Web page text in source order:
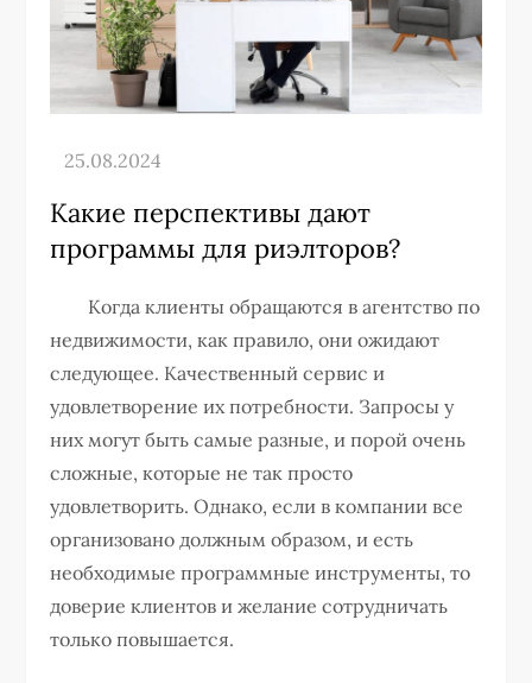
Какие перспективы дают
программы для риэлторов?
Когда клиенты обращаются в агентство по
недвижимости, как правило, они ожидают
следующее. Качественный сервис и
удовлетворение их потребности. Запросы у
них могут быть самые разные, и порой очень
сложные, которые не так просто
удовлетворить. Однако, если в компании все
организовано должным образом, и есть
необходимые программные инструменты, то
доверие клиентов и желание сотрудничать
только повышается.